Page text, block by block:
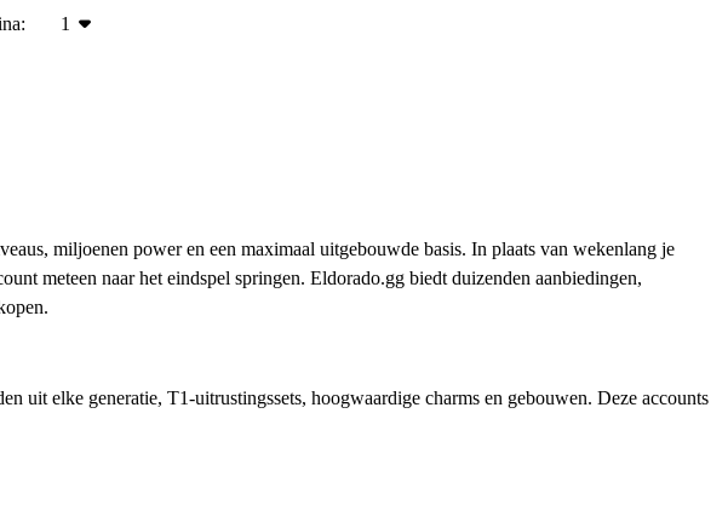
1
miljoenen power en een maximaal uitgebouwde basis. In plaats van wekenlang je
meteen naar het eindspel springen. Eldorado.gg biedt duizenden aanbiedingen,
uit elke generatie, T1-uitrustingssets, hoogwaardige charms en gebouwen. Deze accounts